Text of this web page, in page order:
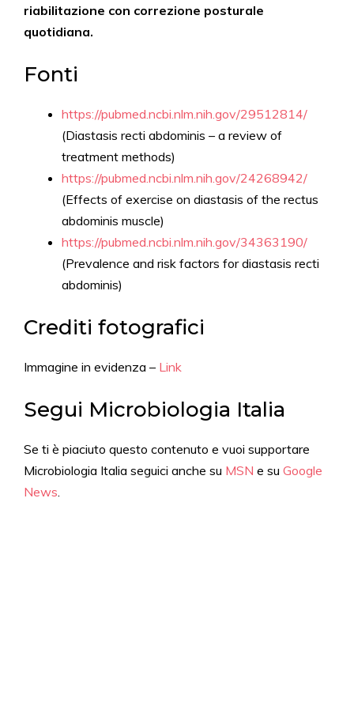
riabilitazione con correzione posturale
quotidiana.
Fonti
https://pubmed.ncbi.nlm.nih.gov/29512814/
(Diastasis recti abdominis – a review of
treatment methods)
https://pubmed.ncbi.nlm.nih.gov/24268942/
(Effects of exercise on diastasis of the rectus
abdominis muscle)
https://pubmed.ncbi.nlm.nih.gov/34363190/
(Prevalence and risk factors for diastasis recti
abdominis)
Crediti fotografici
Immagine in evidenza – Link
Segui Microbiologia Italia
Se ti è piaciuto questo contenuto e vuoi supportare
Microbiologia Italia seguici anche su MSN e su Google
News.